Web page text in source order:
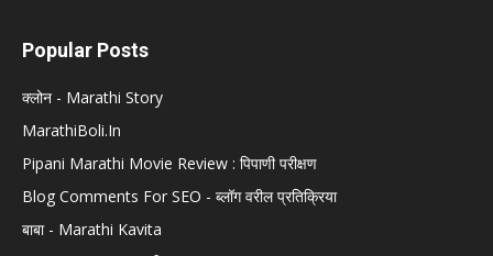
Popular Posts
क्लोन - Marathi Story
MarathiBoli.In
Pipani Marathi Movie Review : पिपाणी परीक्षण
Blog Comments For SEO - ब्लॉग वरील प्रतिक्रिया
बाबा - Marathi Kavita